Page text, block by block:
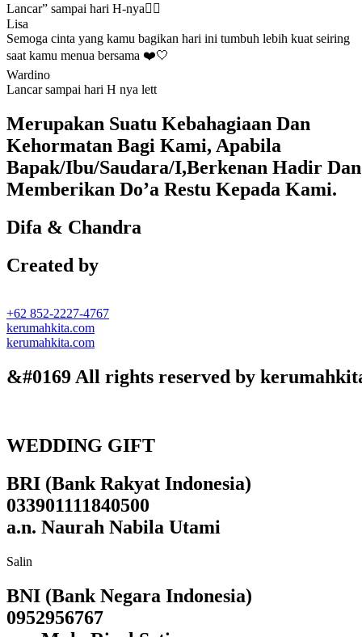
Lancar” sampai hari H-nya❤️‍🔥
Lisa
Semoga cinta yang kamu bagikan hari ini tumbuh lebih kuat seiring
saat kamu menua bersama ❤️🤍
Wardino
Lancar sampai hari H nya lett
Merupakan Suatu Kebahagiaan Dan
Kehormatan Bagi Kami, Apabila
Bapak/Ibu/Saudara/I,Berkenan Hadir Dan
Memberikan Do’a Restu Kepada Kami.
Difa & Chandra
Created by
+62 852-2227-4767
kerumahkita.com
kerumahkita.com
&#0169 All rights reserved by
WEDDING GIFT
BRI (Bank Rakyat Indonesia)
033901111840500
a.n. Naurah Nabila Utami
Salin
BNI (Bank Negara Indonesia)
0952956767